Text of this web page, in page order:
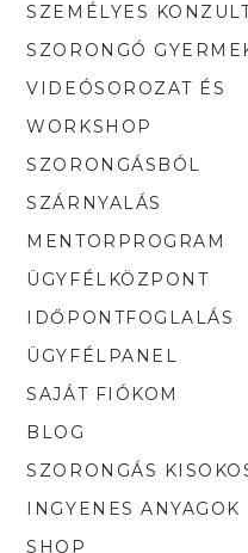
SZEMÉLYES
SZORONGÓ
VIDEÓSOROZAT ÉS
WORKSHOP
SZORONGÁSBÓL
SZÁRNYALÁS
MENTORPROGRAM
ÜGYFÉLKÖZPONT
IDŐPONTFOGLALÁS
ÜGYFÉLPANEL
SAJÁT FIÓKOM
BLOG
SZORONGÁS
INGYENES ANYAGOK
SHOP